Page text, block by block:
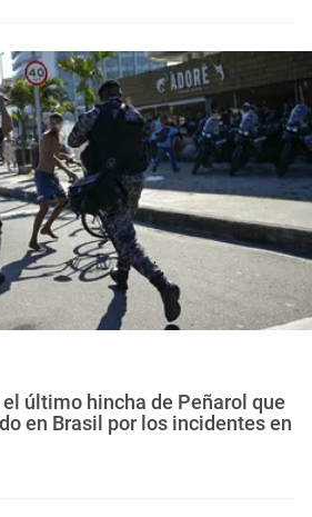
el último hincha de Peñarol que
en Brasil por los incidentes en